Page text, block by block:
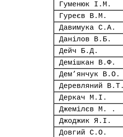
Гуменюк І.М.
Гуреєв В.М.
Давимука С.А.
Данілов В.Б.
Дейч Б.Д.
Демішкан В.Ф.
Дем’янчук В.О.
Деревляний В.Т.
Деркач М.І.
Джемілєв М. .
Джоджик Я.І.
Довгий С.О.